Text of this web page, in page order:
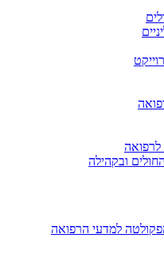
לרפואה
ובקהילה
למדעי הרפואה